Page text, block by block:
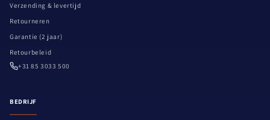
Verzending & levertijd
Retourneren
Garantie (2 jaar)
Retourbeleid
+31 85 3033 500
BEDRIJF